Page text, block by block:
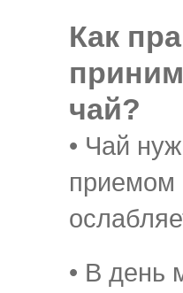
Как
чай?
• Чай
приемом
• В день